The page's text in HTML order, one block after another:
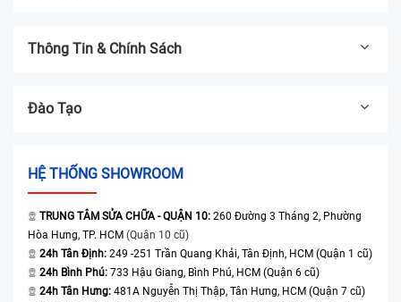
Thông Tin & Chính Sách
Đào Tạo
HỆ THỐNG SHOWROOM
TRUNG TÂM SỬA CHỮA - QUẬN 10: 260 Đường 3 Tháng 2, Phường
Hòa Hưng, TP. HCM (Quận 10 cũ)
24h Tân Định: 249 -251 Trần Quang Khải, Tân Định, HCM (Quận 1 cũ)
24h Bình Phú: 733 Hậu Giang, Bình Phú, HCM (Quận 6 cũ)
24h Tân Hưng: 481A Nguyễn Thị Thập, Tân Hưng, HCM (Quận 7 cũ)